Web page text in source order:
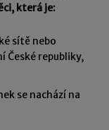
která je:
sítě nebo
České republiky,
se nachází na